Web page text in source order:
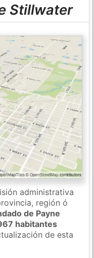
Stillwater
administrativa
región ó
de Payne
habitantes
de esta